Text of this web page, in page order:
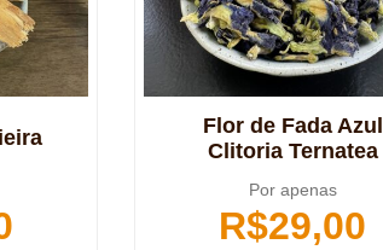
Flor de Fada Azul
Clitoria Ternatea
Por apenas
R$29,00